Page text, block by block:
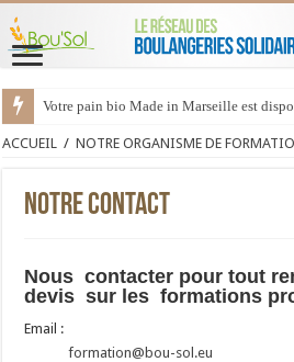
Votre pain bio Made in Marseille est
ACCUEIL / NOTRE ORGANISME DE
NOTRE CONTACT
Nous contacter pour tout
devis sur les formations
Email :
formation@bou-sol.eu